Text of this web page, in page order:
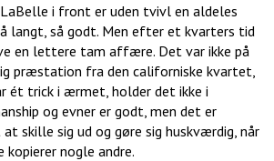
i front er uden tvivl en aldeles
langt, så godt. Men efter et kvarters tid
en lettere tam affære. Det var ikke på
præstation fra den californiske kvartet,
ét trick i ærmet, holder det ikke i
og evner er godt, men det er
skille sig ud og gøre sig huskværdig, når
kopierer nogle andre.